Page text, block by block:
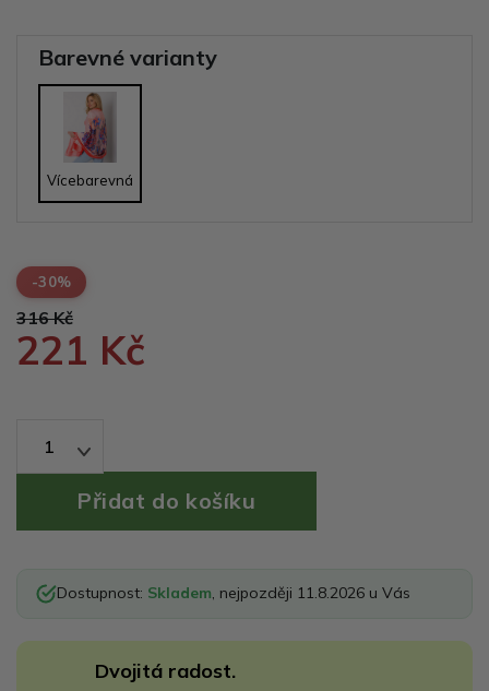
Barevné varianty
Vícebarevná
-30%
316 Kč
221 Kč
1
Dostupnost: Skladem, nejpozději 11.8.2026 u Vás
Dvojitá radost.